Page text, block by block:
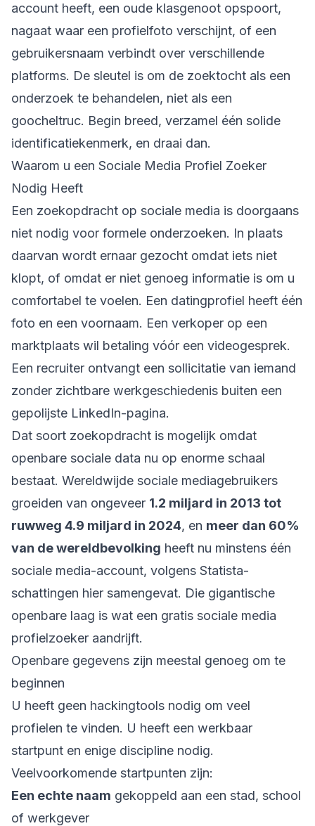
account heeft, een oude klasgenoot opspoort,
nagaat waar een profielfoto verschijnt, of een
gebruikersnaam verbindt over verschillende
platforms. De sleutel is om de zoektocht als een
onderzoek te behandelen, niet als een
goocheltruc. Begin breed, verzamel één solide
identificatiekenmerk, en draai dan.
Waarom u een Sociale Media Profiel Zoeker
Nodig Heeft
Een zoekopdracht op sociale media is doorgaans
niet nodig voor formele onderzoeken. In plaats
daarvan wordt ernaar gezocht omdat iets niet
klopt, of omdat er niet genoeg informatie is om u
comfortabel te voelen. Een datingprofiel heeft één
foto en een voornaam. Een verkoper op een
marktplaats wil betaling vóór een videogesprek.
Een recruiter ontvangt een sollicitatie van iemand
zonder zichtbare werkgeschiedenis buiten een
gepolijste LinkedIn-pagina.
Dat soort zoekopdracht is mogelijk omdat
openbare sociale data nu op enorme schaal
bestaat. Wereldwijde sociale mediagebruikers
groeiden van ongeveer 1.2 miljard in 2013 tot
ruwweg 4.9 miljard in 2024, en meer dan 60%
van de wereldbevolking heeft nu minstens één
sociale media-account, volgens Statista-
schattingen hier samengevat. Die gigantische
openbare laag is wat een gratis sociale media
profielzoeker aandrijft.
Openbare gegevens zijn meestal genoeg om te
beginnen
U heeft geen hackingtools nodig om veel
profielen te vinden. U heeft een werkbaar
startpunt en enige discipline nodig.
Veelvoorkomende startpunten zijn:
Een echte naam gekoppeld aan een stad, school
of werkgever